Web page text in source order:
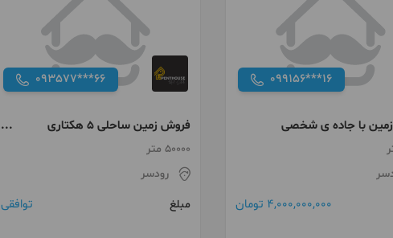
099156***16
با جاده ی شخصی
4,000,000,000 تومان
093577***66
فروش زمین ساحلی 5 هکتاری
منساب گردشگری و مجنمع مسکونی
رودسر
50000 متر
رودسر
مبلغ
توافقی